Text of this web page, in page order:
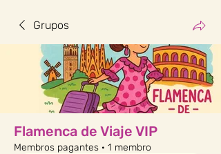
Grupos
Flamenca de Viaje VIP
Membros pagantes · 1 membro